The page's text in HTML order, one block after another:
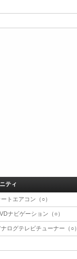
ティ
ートエアコン（○）
ナビゲーション（○）
ナログテレビチューナー（○）